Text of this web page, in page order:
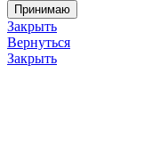
Принимаю
Закрыть
Вернуться
Закрыть